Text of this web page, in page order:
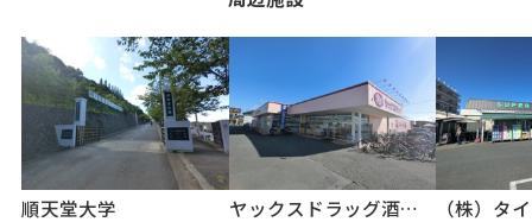
順天堂大学 ヤックスドラッグ酒々井店